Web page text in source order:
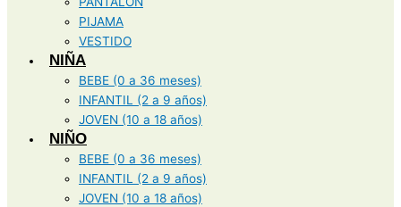
PIJAMA
VESTIDO
NIÑA
BEBE (0 a 36 meses)
INFANTIL (2 a 9 años)
JOVEN (10 a 18 años)
NIÑO
BEBE (0 a 36 meses)
INFANTIL (2 a 9 años)
JOVEN (10 a 18 años)